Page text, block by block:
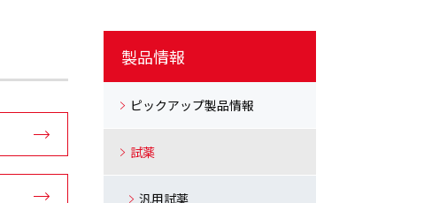
製品情報
ピックアップ製品情報
試薬
汎用試薬